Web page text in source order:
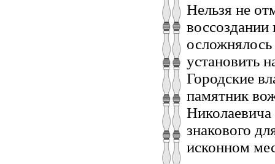
Нельзя не
установить
Городские
памятник
Николаевича
знакового
исконном